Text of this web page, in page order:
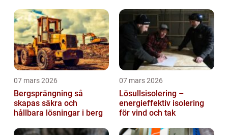
07 mars 2026
Bergsprängning så
skapas säkra och
hållbara lösningar i berg
07 mars 2026
Lösullsisolering –
energieffektiv isolering
för vind och tak